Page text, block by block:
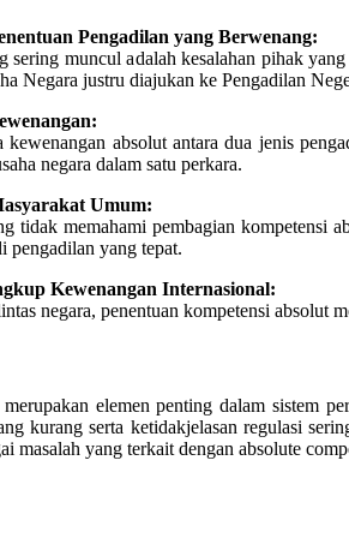
Pengadilan yang Berwenang:
sering muncul adalah kesalahan pihak
Negara justru diajukan ke Pengadilan
kewenangan absolut antara dua jenis
negara dalam satu perkara.
Umum:
tidak memahami pembagian kompetensi
pengadilan yang tepat.
Kewenangan Internasional:
negara, penentuan kompetensi absolut
elemen penting dalam sistem
kurang serta ketidakjelasan regulasi
masalah yang terkait dengan absolute